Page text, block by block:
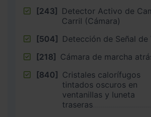
[243] Detector Activo de
Carril (Cámara)
[504] Detección de Señal de
[218] Cámara de marcha
[840] Cristales calorífugos
tintados oscuros en
ventanillas y luneta
traseras